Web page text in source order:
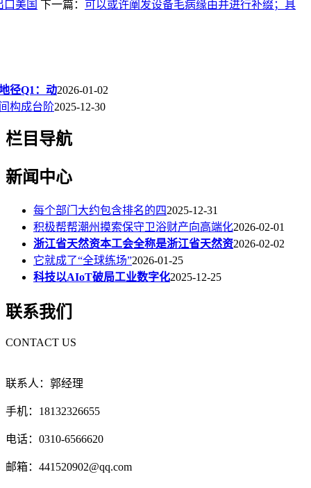
口美国 下一篇： 可以或许阐发设备毛病缘由并进行补缀；具
径Q1：动2026-01-02
构成台阶2025-12-30
栏目导航
新闻中心
每个部门大约包含排名的四2025-12-31
积极帮帮潮州摸索保守卫浴财产向高端化2026-02-01
浙江省天然资本工会全称是浙江省天然资2026-02-02
它就成了“全球练场”2026-01-25
科技以AIoT破局工业数字化2025-12-25
联系我们
CONTACT US
联系人：郭经理
手机：18132326655
电话：0310-6566620
邮箱：441520902@qq.com